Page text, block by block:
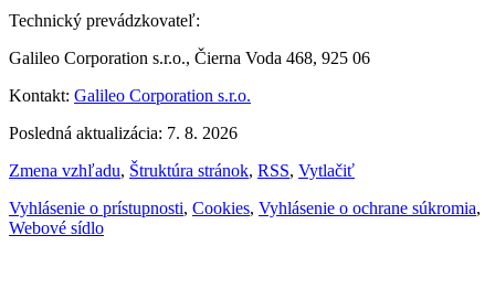
Technický prevádzkovateľ:
Galileo Corporation s.r.o., Čierna Voda 468, 925 06
Kontakt: Galileo Corporation s.r.o.
Posledná aktualizácia: 7. 8. 2026
Zmena vzhľadu, Štruktúra stránok, RSS, Vytlačiť
Vyhlásenie o prístupnosti, Cookies, Vyhlásenie o ochrane súkromia,
Webové sídlo